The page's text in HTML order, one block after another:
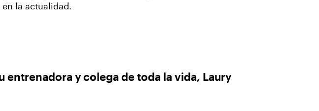
la actualidad.
entrenadora y colega de toda la vida, Laury